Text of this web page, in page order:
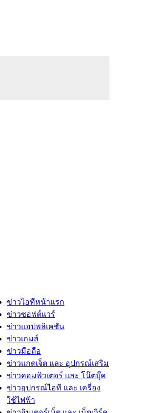
ข่าวไอทีหน้าแรก
ข่าวซอฟต์แวร์
ข่าวแอปพลิเคชัน
ข่าวเกมส์
ข่าวมือถือ
ข่าวแกดเจ็ต และ อุปกรณ์เสริม
ข่าวคอมพิวเตอร์ และ โน๊ตบุ๊ค
ข่าวอุปกรณ์ไอที และ เครื่อง
ใช้ไฟฟ้า